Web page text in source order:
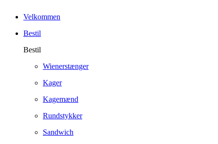
Velkommen
Bestil
Bestil
Wienerstænger
Kager
Kagemænd
Rundstykker
Sandwich